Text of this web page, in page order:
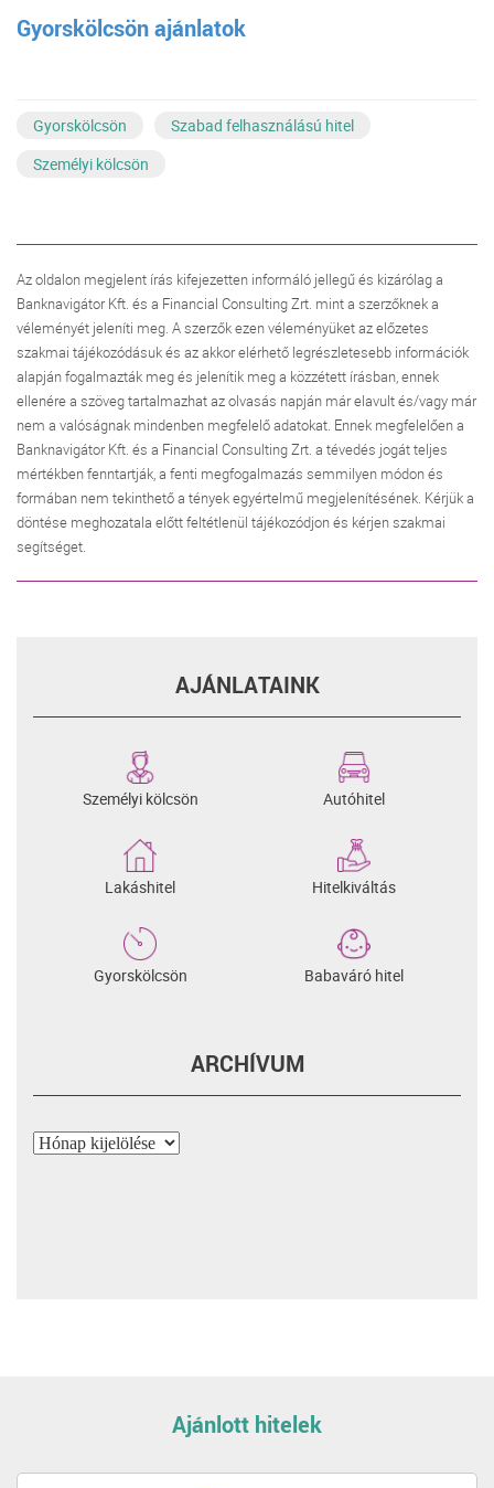
Gyorskölcsön ajánlatok
Gyorskölcsön
Szabad felhasználású hitel
Személyi kölcsön
Az oldalon megjelent írás kifejezetten informáló jellegű és kizárólag a
Banknavigátor Kft. és a Financial Consulting Zrt. mint a szerzőknek a
véleményét jeleníti meg. A szerzők ezen véleményüket az előzetes
szakmai tájékozódásuk és az akkor elérhető legrészletesebb információk
alapján fogalmazták meg és jelenítik meg a közzétett írásban, ennek
ellenére a szöveg tartalmazhat az olvasás napján már elavult és/vagy már
nem a valóságnak mindenben megfelelő adatokat. Ennek megfelelően a
Banknavigátor Kft. és a Financial Consulting Zrt. a tévedés jogát teljes
mértékben fenntartják, a fenti megfogalmazás semmilyen módon és
formában nem tekinthető a tények egyértelmű megjelenítésének. Kérjük a
döntése meghozatala előtt feltétlenül tájékozódjon és kérjen szakmai
segítséget.
AJÁNLATAINK
Személyi kölcsön Autóhitel
Lakáshitel Hitelkiváltás
Gyorskölcsön Babaváró hitel
ARCHÍVUM
Archívum
Ajánlott hitelek